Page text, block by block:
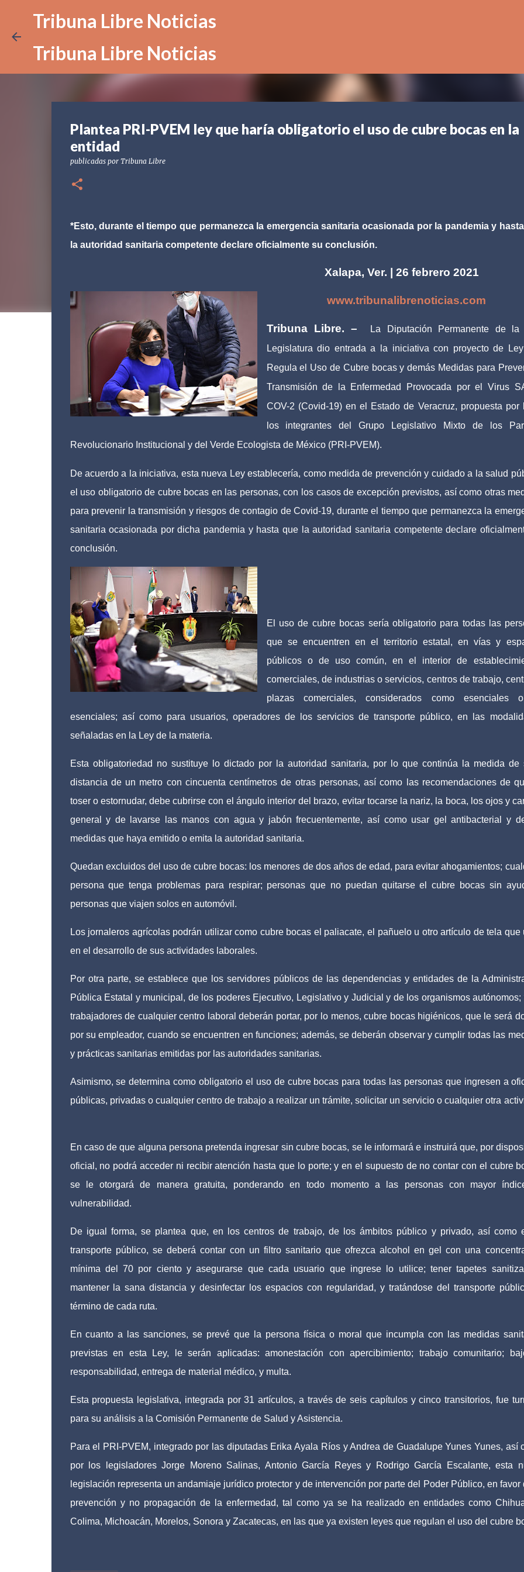
Tribuna Libre Noticias
Tribuna Libre Noticias
Plantea PRI-PVEM ley que haría obligatorio el uso de cubre bocas en la
entidad
publicadas por Tribuna Libre
*Esto, durante el tiempo que permanezca la emergencia sanitaria ocasionada por la pandemia y
la autoridad sanitaria competente declare oficialmente su conclusión.
Xalapa, Ver. | 26 febrero 2021
www.tribunalibrenoticias.com
Tribuna Libre. –
La Diputación Permanente de la
Legislatura dio entrada a la iniciativa con proyecto de
Regula el Uso de Cubre bocas y demás Medidas para
Transmisión de la Enfermedad Provocada por el Virus
COV-2 (Covid-19) en el Estado de Veracruz, propuesta por
los integrantes del Grupo Legislativo Mixto de los
Revolucionario Institucional y del Verde Ecologista de México (PRI-PVEM).
De acuerdo a la iniciativa, esta nueva Ley establecería, como medida de prevención y cuidado a la salud
el uso obligatorio de cubre bocas en las personas, con los casos de excepción previstos, así como otras
para prevenir la transmisión y riesgos de contagio de Covid-19, durante el tiempo que permanezca la
sanitaria ocasionada por dicha pandemia y hasta que la autoridad sanitaria competente declare
conclusión.
El uso de cubre bocas sería obligatorio para todas las
que se encuentren en el territorio estatal, en vías y
públicos o de uso común, en el interior de
comerciales, de industrias o servicios, centros de trabajo,
plazas comerciales, considerados como esenciales
esenciales; así como para usuarios, operadores de los servicios de transporte público, en las
señaladas en la Ley de la materia.
Esta obligatoriedad no sustituye lo dictado por la autoridad sanitaria, por lo que continúa la medida de
distancia de un metro con cincuenta centímetros de otras personas, así como las recomendaciones de
toser o estornudar, debe cubrirse con el ángulo interior del brazo, evitar tocarse la nariz, la boca, los ojos y
general y de lavarse las manos con agua y jabón frecuentemente, así como usar gel antibacterial y
medidas que haya emitido o emita la autoridad sanitaria.
Quedan excluidos del uso de cubre bocas: los menores de dos años de edad, para evitar ahogamientos;
persona que tenga problemas para respirar; personas que no puedan quitarse el cubre bocas sin
personas que viajen solos en automóvil.
Los jornaleros agrícolas podrán utilizar como cubre bocas el paliacate, el pañuelo u otro artículo de tela que
en el desarrollo de sus actividades laborales.
Por otra parte, se establece que los servidores públicos de las dependencias y entidades de la
Pública Estatal y municipal, de los poderes Ejecutivo, Legislativo y Judicial y de los organismos autónomos;
trabajadores de cualquier centro laboral deberán portar, por lo menos, cubre bocas higiénicos, que le será
por su empleador, cuando se encuentren en funciones; además, se deberán observar y cumplir todas las
y prácticas sanitarias emitidas por las autoridades sanitarias.
Asimismo, se determina como obligatorio el uso de cubre bocas para todas las personas que ingresen a
públicas, privadas o cualquier centro de trabajo a realizar un trámite, solicitar un servicio o cualquier otra
En caso de que alguna persona pretenda ingresar sin cubre bocas, se le informará e instruirá que, por
oficial, no podrá acceder ni recibir atención hasta que lo porte; y en el supuesto de no contar con el cubre
se le otorgará de manera gratuita, ponderando en todo momento a las personas con mayor
vulnerabilidad.
De igual forma, se plantea que, en los centros de trabajo, de los ámbitos público y privado, así como
transporte público, se deberá contar con un filtro sanitario que ofrezca alcohol en gel con una
mínima del 70 por ciento y asegurarse que cada usuario que ingrese lo utilice; tener tapetes
mantener la sana distancia y desinfectar los espacios con regularidad, y tratándose del transporte
término de cada ruta.
En cuanto a las sanciones, se prevé que la persona física o moral que incumpla con las medidas
previstas en esta Ley, le serán aplicadas: amonestación con apercibimiento; trabajo comunitario;
responsabilidad, entrega de material médico, y multa.
Esta propuesta legislativa, integrada por 31 artículos, a través de seis capítulos y cinco transitorios, fue
para su análisis a la Comisión Permanente de Salud y Asistencia.
Para el PRI-PVEM, integrado por las diputadas Erika Ayala Ríos y Andrea de Guadalupe Yunes Yunes, así
por los legisladores Jorge Moreno Salinas, Antonio García Reyes y Rodrigo García Escalante, esta
legislación representa un andamiaje jurídico protector y de intervención por parte del Poder Público, en favor
prevención y no propagación de la enfermedad, tal como ya se ha realizado en entidades como
Colima, Michoacán, Morelos, Sonora y Zacatecas, en las que ya existen leyes que regulan el uso del cubre